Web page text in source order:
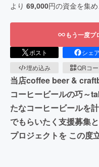
より 69,000円の資金を集め
もう一度プ
ポスト シェア
埋め込み
QRコ
当店coffee beer &
コーヒービールの巧～
たなコーヒービールを
でもらいたく支援募集
プロジェクトを この度